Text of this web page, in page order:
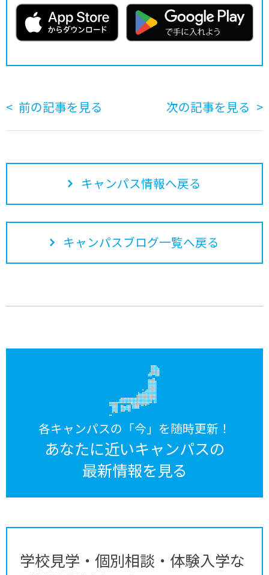
前の記事を見る 次の記事を見る
キャンパス情報へ戻る
キャンパスブログ一覧へ戻る
各キャンパスの「今」を随時更新！
あなたに近いキャンパスの
最新情報を見る
学校見学・個別相談・体験入学な